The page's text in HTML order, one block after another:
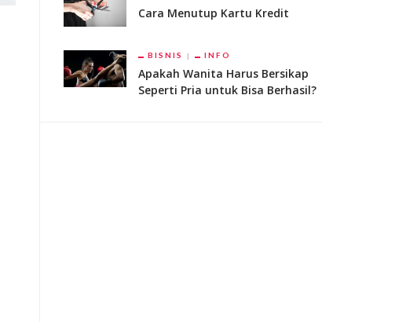
Cara Menutup Kartu Kredit
BISNIS INFO
Apakah Wanita Harus Bersikap
Seperti Pria untuk Bisa Berhasil?